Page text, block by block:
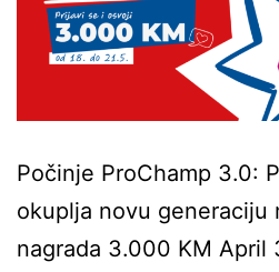
Počinje ProChamp 3.0:
okuplja novu generaciju
nagrada 3.000 KM April